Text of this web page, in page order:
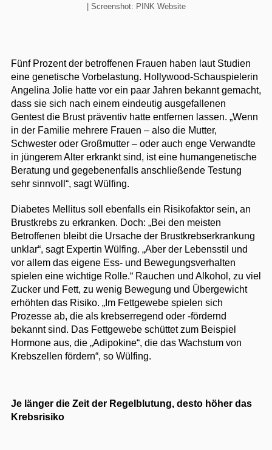
| Screenshot: PINK Website
Fünf Prozent der betroffenen Frauen haben laut Studien
eine genetische Vorbelastung. Hollywood-Schauspielerin
Angelina Jolie hatte vor ein paar Jahren bekannt gemacht,
dass sie sich nach einem eindeutig ausgefallenen
Gentest die Brust präventiv hatte entfernen lassen. „Wenn
in der Familie mehrere Frauen – also die Mutter,
Schwester oder Großmutter – oder auch enge Verwandte
in jüngerem Alter erkrankt sind, ist eine humangenetische
Beratung und gegebenenfalls anschließende Testung
sehr sinnvoll“, sagt Wülfing.
Diabetes Mellitus soll ebenfalls ein Risikofaktor sein, an
Brustkrebs zu erkranken. Doch: „Bei den meisten
Betroffenen bleibt die Ursache der Brustkrebserkrankung
unklar“, sagt Expertin Wülfing. „Aber der Lebensstil und
vor allem das eigene Ess- und Bewegungsverhalten
spielen eine wichtige Rolle.“ Rauchen und Alkohol, zu viel
Zucker und Fett, zu wenig Bewegung und Übergewicht
erhöhten das Risiko. „Im Fettgewebe spielen sich
Prozesse ab, die als krebserregend oder -fördernd
bekannt sind. Das Fettgewebe schüttet zum Beispiel
Hormone aus, die „Adipokine“, die das Wachstum von
Krebszellen fördern“, so Wülfing.
Je länger die Zeit der Regelblutung, desto höher das
Krebsrisiko